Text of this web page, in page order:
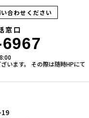
合わせください
窓口
います。 その際は随時HPにて